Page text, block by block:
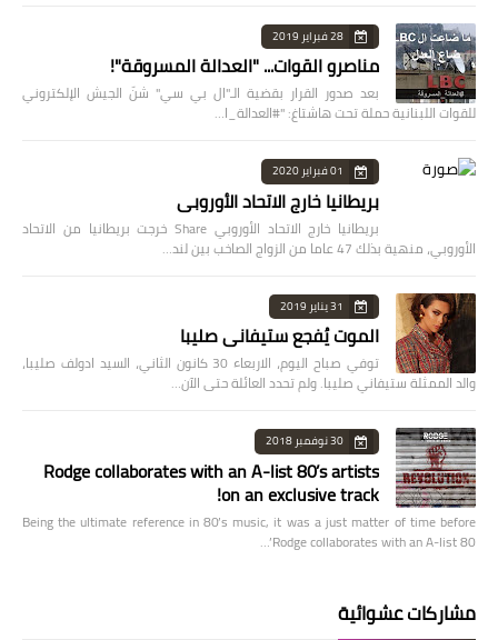
28 فبراير 2019
مناصرو القوات... "العدالة المسروقة"!
بعد صدور القرار بقضية الـ"ال بي سي" شنّ الجيش الإلكتروني
للقوات اللبنانية حملة تحت هاشتاغ: "#العدالة_ا…
01 فبراير 2020
بريطانيا خارج الاتحاد الأوروبي
بريطانيا خارج الاتحاد الأوروبي Share خرجت بريطانيا من الاتحاد
الأوروبي، منهية بذلك 47 عاما من الزواج الصاخب بين لند…
31 يناير 2019
الموت يُفجع ستيفاني صليبا
توفي صباح اليوم، الاربعاء 30 كانون الثاني، السيد ادولف صليبا،
والد الممثلة ستيفاني صليبا. ولم تحدد العائلة حتى الآن…
30 نوفمبر 2018
Rodge collaborates with an A-list 80’s artists
on an exclusive track!
Being the ultimate reference in 80’s music, it was a just matter of time before
Rodge collaborates with an A-list 80’…
مشاركات عشوائية